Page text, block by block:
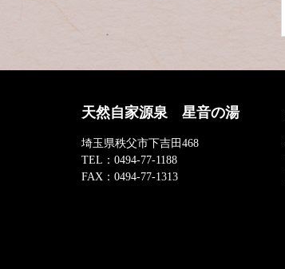
天然自家源泉 星音の湯
埼玉県秩父市下吉田468
TEL： 0494-77-1188
FAX： 0494-77-1313